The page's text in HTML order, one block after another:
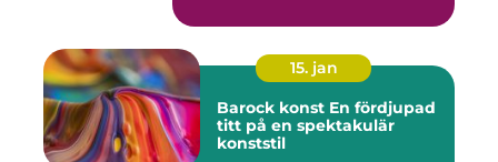
15. jan
Barock konst En fördjupad
titt på en spektakulär
konststil